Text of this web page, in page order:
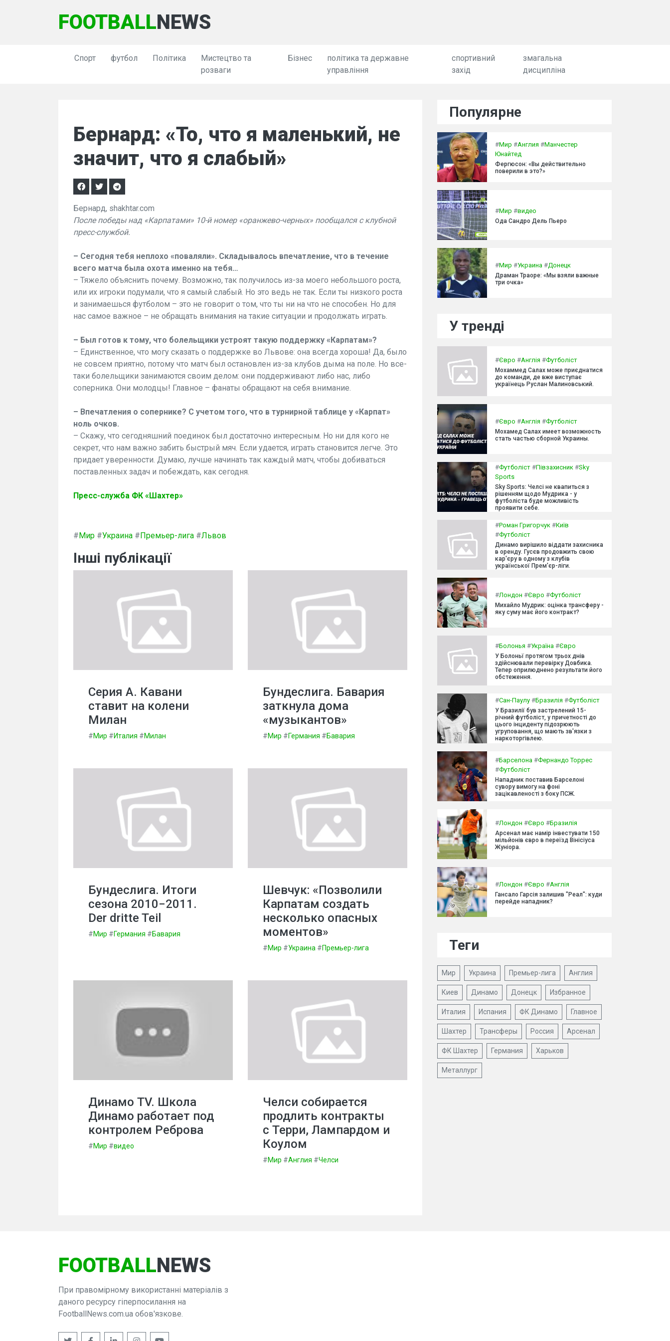
FOOTBALLNEWS
Спорт футбол Політика
Мистецтво та
розваги
Бізнес
політика та державне
управління
спортивний
захід
змагальна
дисципліна
Бернард: «То, что я маленький, не
значит, что я слабый»
Бернард, shakhtar.com
После победы над «Карпатами» 10-й номер «оранжево-черных» пообщался с клубной
пресс-службой.
– Сегодня тебя неплохо «поваляли». Складывалось впечатление, что в течение
всего матча была охота именно на тебя…
– Тяжело объяснить почему. Возможно, так получилось из-за моего небольшого роста,
или их игроки подумали, что я самый слабый. Но это ведь не так. Если ты низкого роста
и занимаешься футболом – это не говорит о том, что ты ни на что не способен. Но для
нас самое важное – не обращать внимания на такие ситуации и продолжать играть.
– Был готов к тому, что болельщики устроят такую поддержку «Карпатам»?
– Единственное, что могу сказать о поддержке во Львове: она всегда хороша! Да, было
не совсем приятно, потому что матч был остановлен из-за клубов дыма на поле. Но все-
таки болельщики занимаются своим делом: они поддерживают либо нас, либо
соперника. Они молодцы! Главное – фанаты обращают на себя внимание.
– Впечатления о сопернике? С учетом того, что в турнирной таблице у «Карпат»
ноль очков.
– Скажу, что сегодняшний поединок был достаточно интересным. Но ни для кого не
секрет, что нам важно забить быстрый мяч. Если удается, играть становится легче. Это
придает уверенности. Думаю, лучше начинать так каждый матч, чтобы добиваться
поставленных задач и побеждать, как сегодня.
Пресс-служба ФК «Шахтер»
#Мир #Украина #Премьер-лига #Львов
Інші публікації
Серия А. Кавани
ставит на колени
Милан
#Мир #Италия #Милан
Бундеслига. Бавария
заткнула дома
«музыкантов»
#Мир #Германия #Бавария
Бундеслига. Итоги
сезона 2010−2011.
Der dritte Teil
#Мир #Германия #Бавария
Шевчук: «Позволили
Карпатам создать
несколько опасных
моментов»
#Мир #Украина #Премьер-лига
Динамо TV. Школа
Динамо работает под
контролем Реброва
#Мир #видео
Челси собирается
продлить контракты
с Терри, Лампардом и
Коулом
#Мир #Англия #Челси
Популярне
#Мир #Англия #Манчестер
Юнайтед
Фергюсон: «Вы действительно
поверили в это?»
#Мир #видео
Ода Сандро Дель Пьеро
#Мир #Украина #Донецк
Драман Траоре: «Мы взяли важные
три очка»
У тренді
#Євро #Англія #Футболіст
Мохаммед Салах може приєднатися
до команди, де вже виступає
українець Руслан Малиновський.
#Євро #Англія #Футболіст
Мохамед Салах имеет возможность
стать частью сборной Украины.
#Футболіст #Півзахисник #Sky
Sports
Sky Sports: Челсі не квапиться з
рішенням щодо Мудрика - у
футболіста буде можливість
проявити себе.
#Роман Григорчук #Київ
#Футболіст
Динамо вирішило віддати захисника
в оренду. Гусєв продовжить свою
кар'єру в одному з клубів
української Прем'єр-ліги.
#Лондон #Євро #Футболіст
Михайло Мудрик: оцінка трансферу -
яку суму має його контракт?
#Болонья #Україна #Євро
У Болоньї протягом трьох днів
здійснювали перевірку Довбика.
Тепер оприлюднено результати його
обстеження.
#Сан-Паулу #Бразилія #Футболіст
У Бразилії був застрелений 15-
річний футболіст, у причетності до
цього інциденту підозрюють
угруповання, що мають зв'язки з
наркоторгівлею.
#Барселона #Фернандо Торрес
#Футболіст
Нападник поставив Барселоні
сувору вимогу на фоні
зацікавленості з боку ПСЖ.
#Лондон #Євро #Бразилія
Арсенал має намір інвестувати 150
мільйонів євро в переїзд Вінісіуса
Жуніора.
#Лондон #Євро #Англія
Гансало Гарсія залишив "Реал": куди
перейде нападник?
Теги
Мир Украина Премьер-лига Англия
Киев Динамо Донецк Избранное
Италия Испания ФК Динамо Главное
Шахтер Трансферы Россия Арсенал
ФК Шахтер Германия Харьков
Металлург
FOOTBALLNEWS
При правомірному використанні матеріалів з
даного ресурсу гіперпосилання на
FootballNews.com.ua обов'язкове.